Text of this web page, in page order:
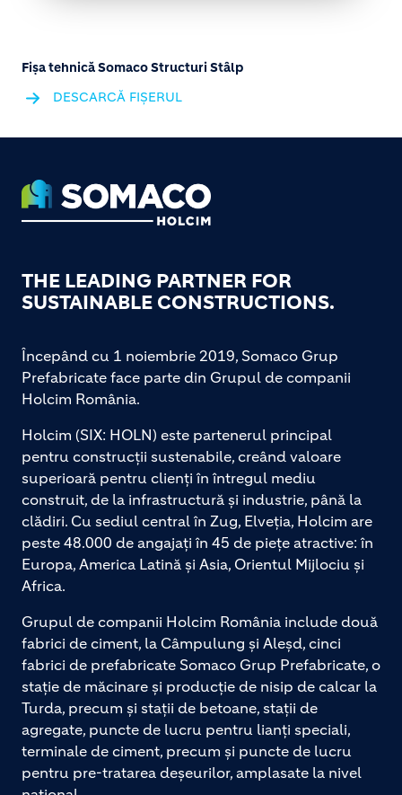
Fișa tehnică Somaco Structuri Stâlp
DESCARCĂ FIȘERUL
Footer
THE LEADING PARTNER FOR
SUSTAINABLE CONSTRUCTIONS.
Începând cu 1 noiembrie 2019, Somaco Grup
Prefabricate face parte din Grupul de companii
Holcim România.
Holcim (SIX: HOLN) este partenerul principal
pentru construcții sustenabile, creând valoare
superioară pentru clienți în întregul mediu
construit, de la infrastructură și industrie, până la
clădiri. Cu sediul central în Zug, Elveția, Holcim are
peste 48.000 de angajați în 45 de piețe atractive: în
Europa, America Latină și Asia, Orientul Mijlociu și
Africa.
Grupul de companii Holcim România include două
fabrici de ciment, la Câmpulung și Aleșd, cinci
fabrici de prefabricate Somaco Grup Prefabricate, o
stație de măcinare și producție de nisip de calcar la
Turda, precum și stații de betoane, stații de
agregate, puncte de lucru pentru lianți speciali,
terminale de ciment, precum și puncte de lucru
pentru pre-tratarea deșeurilor, amplasate la nivel